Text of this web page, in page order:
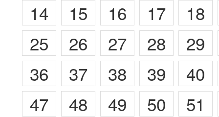
14
15 16 17
18
25
26 27 28
29
36
37 38 39
40
47
48 49 50
51